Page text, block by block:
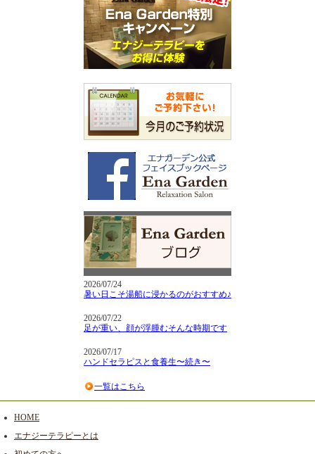
2026/07/24
暑い日こそ湯船に浸かるのがおすすめ♪
2026/07/22
足が重い、顔が浮腫むそんな時期です
2026/07/17
ハンドセラピスと食養生〜続き〜
一覧はこちら
HOME
エナジーテラピーとは